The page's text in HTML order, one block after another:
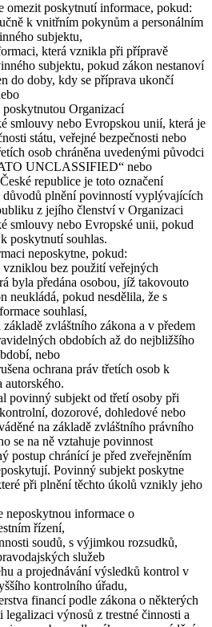
omezit poskytnutí informace, pokud:
k vnitřním pokynům a personálním
subjektu,
která vznikla při přípravě
subjektu, pokud zákon nestanoví
do doby, kdy se příprava ukončí
Organizací
smlouvy nebo Evropskou unií, která je
státu, veřejné bezpečnosti nebo
osob chráněna uvedenými původci
UNCLASSIFIED“ nebo
republice je toto označení
důvodů plnění povinností vyplývajících
z jejího členství v Organizaci
smlouvy nebo Evropské unii, pokud
poskytnutí souhlas.
neposkytne, pokud:
bez použití veřejných
byla předána osobou, jíž takovouto
neukládá, pokud nesdělila, že s
souhlasí,
zvláštního zákona a v předem
obdobích až do nejbližšího
nebo
ochrana práv třetích osob k
autorského.
povinný subjekt od třetí osoby při
dozorové, dohledové nebo
na základě zvláštního právního
se na ně vztahuje povinnost
postup chránící je před zveřejněním
Povinný subjekt poskytne
při plnění těchto úkolů vznikly jeho
neposkytnou informace o
řízení,
soudů, s výjimkou rozsudků,
služeb
a projednávání výsledků kontrol v
kontrolního úřadu,
financí podle zákona o některých
legalizaci výnosů z trestné činnosti a